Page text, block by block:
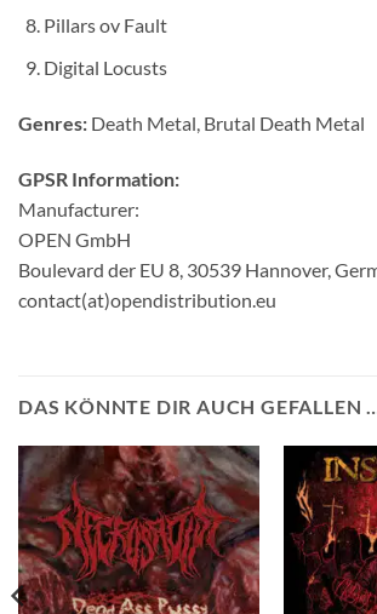
Pillars ov Fault
Digital Locusts
Genres: Death Metal, Brutal Death Metal
GPSR Information:
Manufacturer:
OPEN GmbH
Boulevard der EU 8, 30539 Hannover,
contact(at)opendistribution.eu
DAS KÖNNTE DIR AUCH GEFALLEN